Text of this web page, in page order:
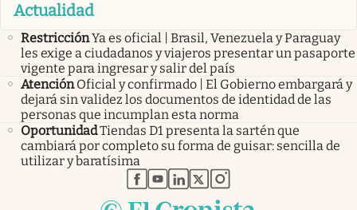
Actualidad
RestricciónYa es oficial | Brasil, Venezuela y Paraguay
les exige a ciudadanos y viajeros presentar un pasaporte
vigente para ingresar y salir del país
Atención Oficial y confirmado | El Gobierno embargará y
dejará sin validez los documentos de identidad de las
personas que incumplan esta norma
OportunidadTiendas D1 presenta la sartén que
cambiará por completo su forma de guisar: sencilla de
utilizar y baratísima
abre en nueva pestaña
abre en nueva pestaña
abre en nueva pestaña
abre en nueva pestaña
abre en nueva pestaña